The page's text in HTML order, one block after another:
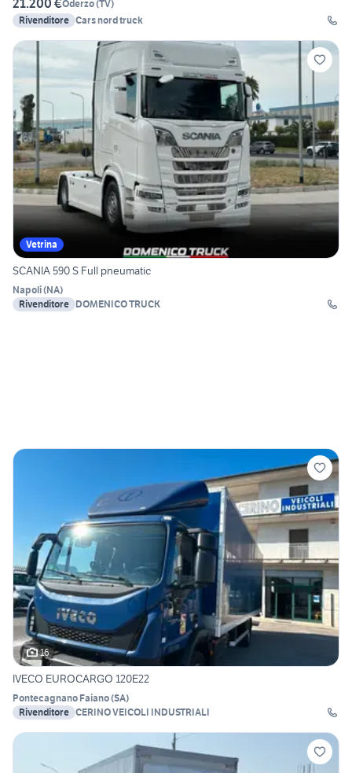
21.200 €Oderzo(TV)
Rivenditore Cars nord truck
Vetrina
SCANIA 590 S Full pneumatic
Napoli(NA)
Rivenditore DOMENICO TRUCK
16
IVECO EUROCARGO 120E22
Pontecagnano Faiano(SA)
Rivenditore CERINO VEICOLI INDUSTRIALI